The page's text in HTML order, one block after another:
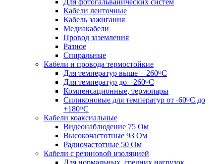
Кабели ленточные
Кабель зажигания
Медиакабели
Провод заземления
Разное
Спиральные
Кабели и провода термостойкие
Для температур выше + 260ᴼС
Для температур до +260ᴼС
Компенсационные, термопары
Силиконовые для температур от -60ᴼC до
+180ᴼС
Кабели коаксиальные
Видеонаблюдение 75 Ом
Высокочастотные 93 Ом
Радиочастотные 50 Ом
Кабели с резиновой изоляцией
Для нормальных, средних нагрузок